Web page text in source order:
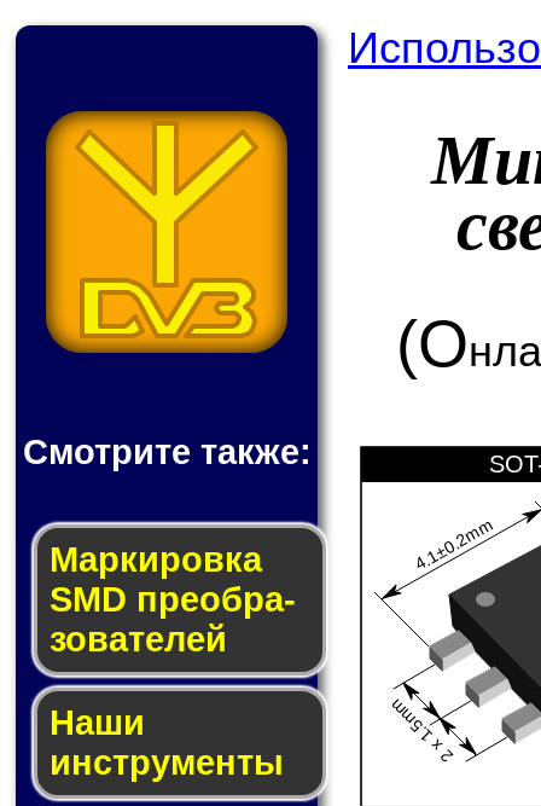
Смотрите также:
Мар­ки­ров­ка
SMD пре­об­ра­
зо­ва­те­лей
Наши
инструменты
(О
4.1±0.2mm
2 x 1.5mm